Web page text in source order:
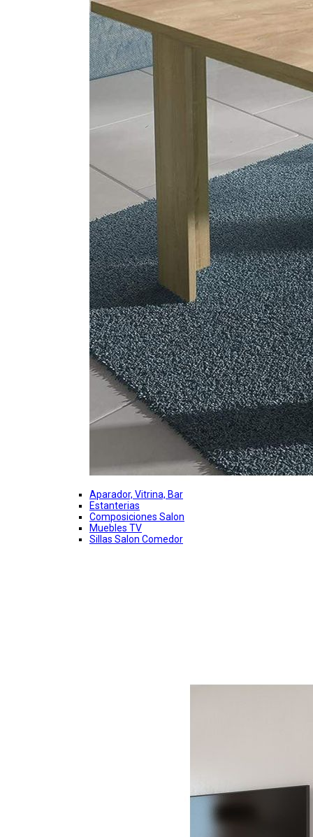
Aparador, Vitrina, Bar
Estanterias
Composiciones Salon
Muebles TV
Sillas Salon Comedor